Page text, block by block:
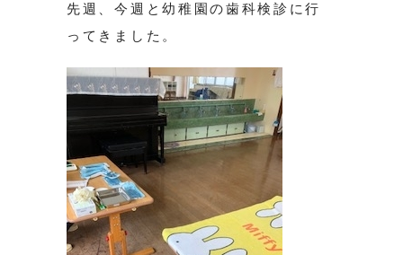
先週、今週と幼稚園の歯科検診に行
ってきました。